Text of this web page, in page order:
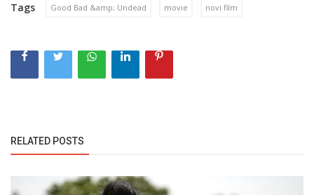
Tags Good Bad &amp; Undead movie novi film
RELATED POSTS